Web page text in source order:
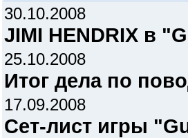
30.10.2008
JIMI HENDRIX в
25.10.2008
Итог дела по
17.09.2008
Сет-лист игры